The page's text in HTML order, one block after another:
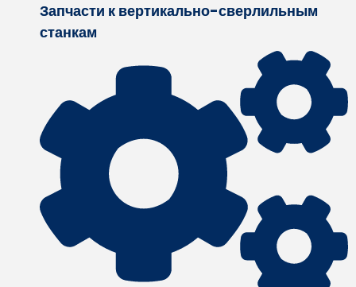
Запчасти к вертикально-сверлильным
станкам